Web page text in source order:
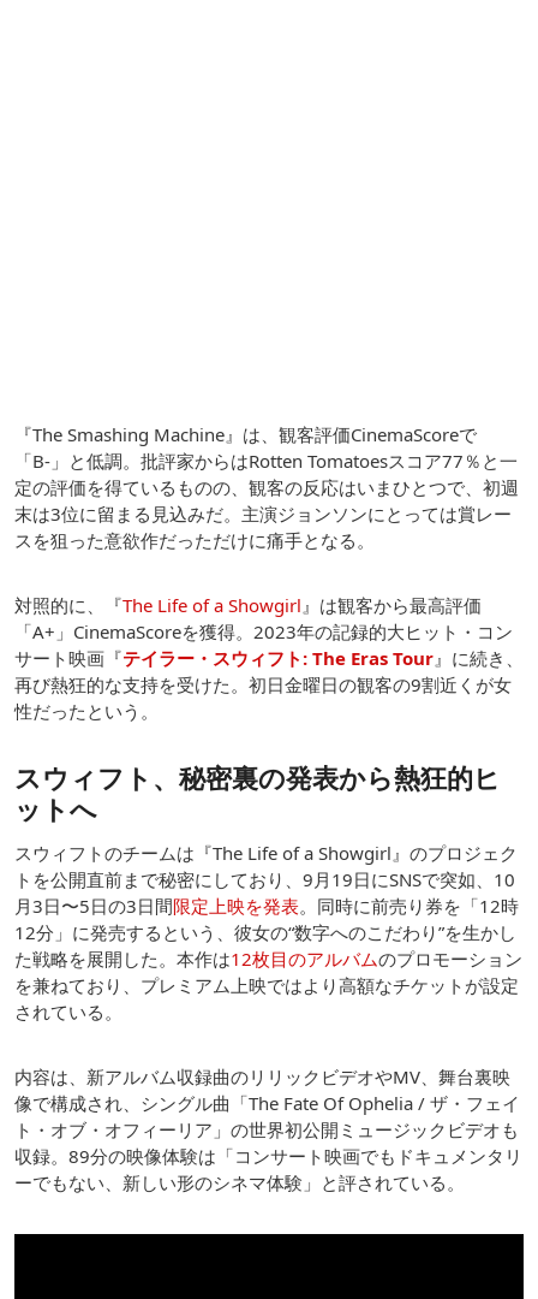
『The Smashing Machine』は、観客評価CinemaScoreで
「B-」と低調。批評家からはRotten Tomatoesスコア77％と一
定の評価を得ているものの、観客の反応はいまひとつで、初週
末は3位に留まる見込みだ。主演ジョンソンにとっては賞レー
スを狙った意欲作だっただけに痛手となる。
対照的に、『The Life of a Showgirl 』は観客から最高評価
「A+」CinemaScoreを獲得。2023年の記録的大ヒット・コン
サート映画『テイラー・スウィフト: The Eras Tour 』に続き、
再び熱狂的な支持を受けた。初日金曜日の観客の9割近くが女
性だったという。
スウィフト、秘密裏の発表から熱狂的ヒ
ットへ
スウィフトのチームは『The Life of a Showgirl』のプロジェク
トを公開直前まで秘密にしており、9月19日にSNSで突如、10
月3日〜5日の3日間限定上映を発表。同時に前売り券を「12時
12分」に発売するという、彼女の“数字へのこだわり”を生かし
た戦略を展開した。本作は12枚目のアルバムのプロモーション
を兼ねており、プレミアム上映ではより高額なチケットが設定
されている。
内容は、新アルバム収録曲のリリックビデオやMV、舞台裏映
像で構成され、シングル曲「The Fate Of Ophelia / ザ・フェイ
ト・オブ・オフィーリア」の世界初公開ミュージックビデオも
収録。89分の映像体験は「コンサート映画でもドキュメンタリ
ーでもない、新しい形のシネマ体験」と評されている。